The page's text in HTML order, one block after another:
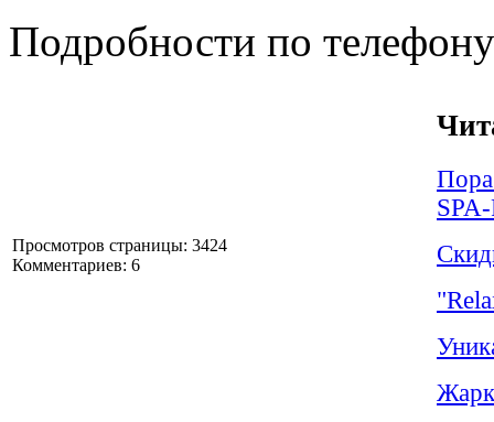
Подробности по
Просмотров страницы: 3424
Комментариев: 6
Пора